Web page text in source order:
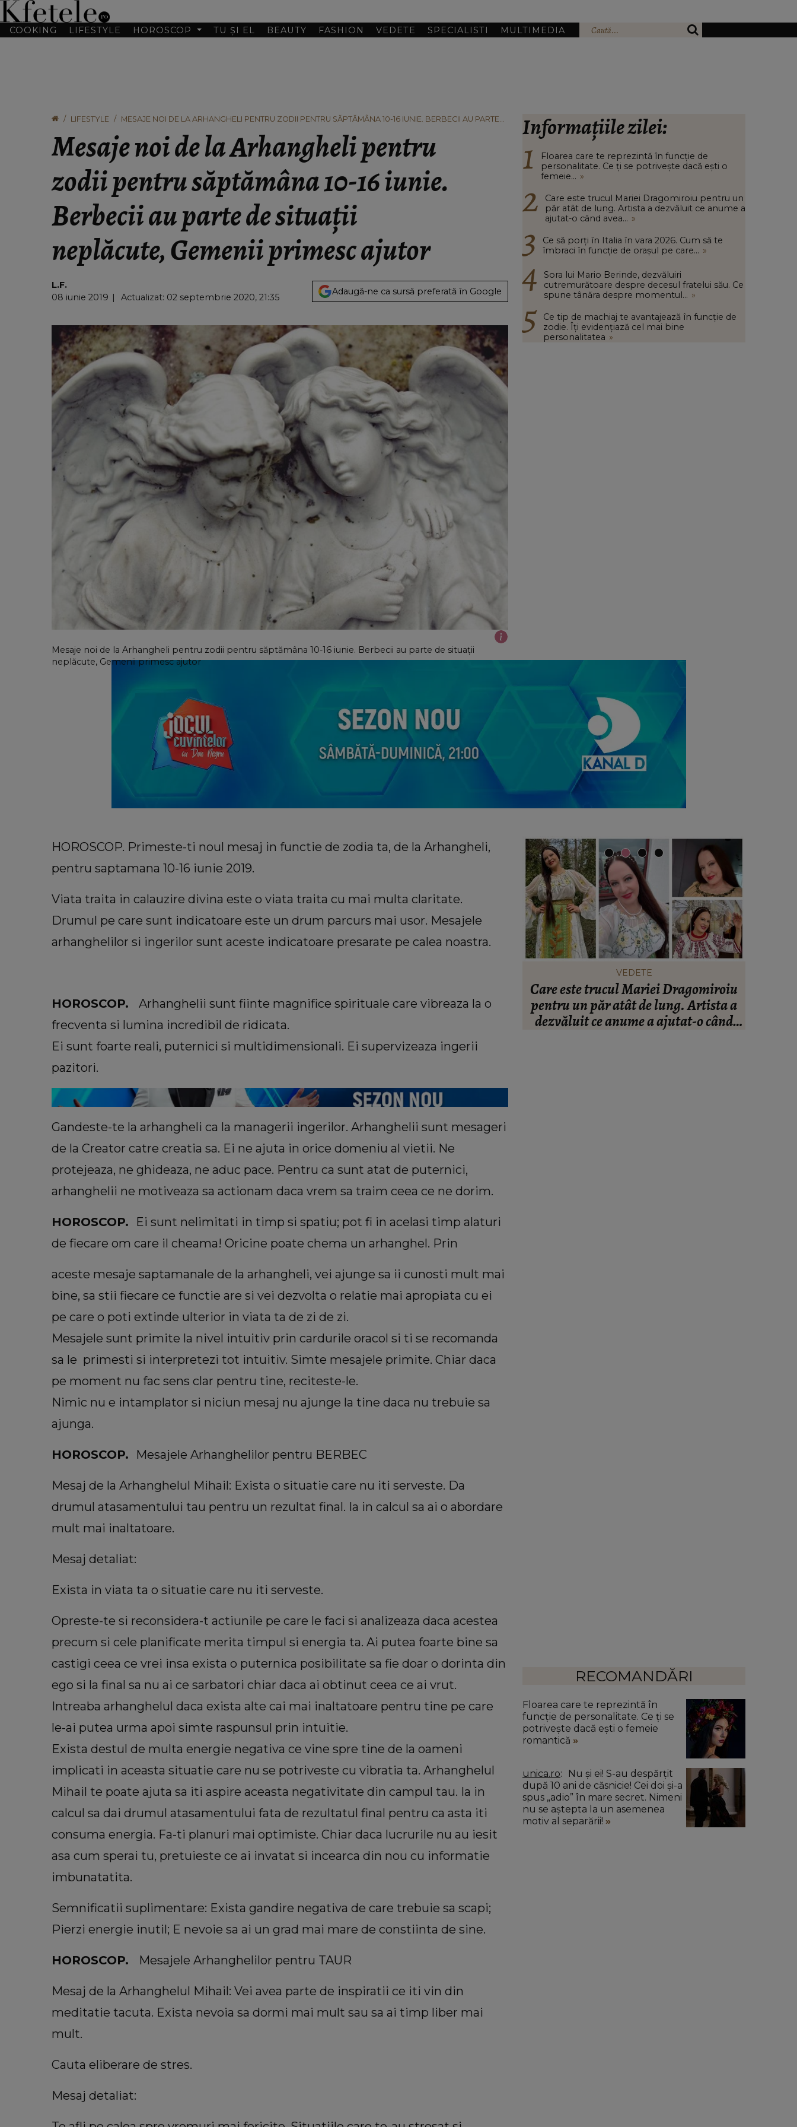
COOKING LIFESTYLE HOROSCOP TU ȘI EL BEAUTY FASHION VEDETE SPECIALISTI MULTIMEDIA
LIFESTYLE
MESAJE NOI DE LA ARHANGHELI PENTRU ZODII PENTRU SĂPTĂMÂNA 10-16 IUNIE. BERBECII AU PARTE
Mesaje noi de la Arhangheli pentru
zodii pentru săptămâna 10-16 iunie.
Berbecii au parte de situații
neplăcute, Gemenii primesc ajutor
L.F.
08 iunie 2019
Actualizat: 02 septembrie 2020, 21:35
Adaugă-ne ca sursă preferată în Google
Mesaje noi de la Arhangheli pentru zodii pentru săptămâna 10-16 iunie. Berbecii au parte de situații
neplăcute, Gemenii primesc ajutor
Informațiile zilei:
Floarea care te reprezintă în funcție de
personalitate. Ce ți se potrivește dacă ești o
femeie... »
Care este trucul Mariei Dragomiroiu pentru un
păr atât de lung. Artista a dezvăluit ce anume a
ajutat-o când avea... »
Ce să porți în Italia în vara 2026. Cum să te
îmbraci în funcție de orașul pe care... »
Sora lui Mario Berinde, dezvăluiri
cutremurătoare despre decesul fratelui său. Ce
spune tânăra despre momentul... »
Ce tip de machiaj te avantajează în funcție de
zodie. Îți evidențiază cel mai bine
personalitatea »
HOROSCOP. Primeste-ti noul mesaj in functie de zodia ta, de la Arhangheli,
pentru saptamana 10-16 iunie 2019.
Viata traita in calauzire divina este o viata traita cu mai multa claritate.
Drumul pe care sunt indicatoare este un drum parcurs mai usor. Mesajele
arhanghelilor si ingerilor sunt aceste indicatoare presarate pe calea noastra.
HOROSCOP.
Arhanghelii sunt fiinte magnifice spirituale care vibreaza la o
frecventa si lumina incredibil de ridicata.
Ei sunt foarte reali, puternici si multidimensionali. Ei supervizeaza ingerii
pazitori.
Gandeste-te la arhangheli ca la managerii ingerilor. Arhanghelii sunt mesageri
de la Creator catre creatia sa. Ei ne ajuta in orice domeniu al vietii. Ne
protejeaza, ne ghideaza, ne aduc pace. Pentru ca sunt atat de puternici,
arhanghelii ne motiveaza sa actionam daca vrem sa traim ceea ce ne dorim.
HOROSCOP. Ei sunt nelimitati in timp si spatiu; pot fi in acelasi timp alaturi
de fiecare om care il cheama! Oricine poate chema un arhanghel. Prin
aceste mesaje saptamanale de la arhangheli, vei ajunge sa ii cunosti mult mai
bine, sa stii fiecare ce functie are si vei dezvolta o relatie mai apropiata cu ei
pe care o poti extinde ulterior in viata ta de zi de zi.
Mesajele sunt primite la nivel intuitiv prin cardurile oracol si ti se recomanda
sa le primesti si interpretezi tot intuitiv. Simte mesajele primite. Chiar daca
pe moment nu fac sens clar pentru tine, reciteste-le.
Nimic nu e intamplator si niciun mesaj nu ajunge la tine daca nu trebuie sa
ajunga.
HOROSCOP. Mesajele Arhanghelilor pentru BERBEC
Mesaj de la Arhanghelul Mihail: Exista o situatie care nu iti serveste. Da
drumul atasamentului tau pentru un rezultat final. Ia in calcul sa ai o abordare
mult mai inaltatoare.
Mesaj detaliat:
Exista in viata ta o situatie care nu iti serveste.
Opreste-te si reconsidera-t actiunile pe care le faci si analizeaza daca acestea
precum si cele planificate merita timpul si energia ta. Ai putea foarte bine sa
castigi ceea ce vrei insa exista o puternica posibilitate sa fie doar o dorinta din
ego si la final sa nu ai ce sarbatori chiar daca ai obtinut ceea ce ai vrut.
Intreaba arhanghelul daca exista alte cai mai inaltatoare pentru tine pe care
le-ai putea urma apoi simte raspunsul prin intuitie.
Exista destul de multa energie negativa ce vine spre tine de la oameni
implicati in aceasta situatie care nu se potriveste cu vibratia ta. Arhanghelul
Mihail te poate ajuta sa iti aspire aceasta negativitate din campul tau. Ia in
calcul sa dai drumul atasamentului fata de rezultatul final pentru ca asta iti
consuma energia. Fa-ti planuri mai optimiste. Chiar daca lucrurile nu au iesit
asa cum sperai tu, pretuieste ce ai invatat si incearca din nou cu informatie
imbunatatita.
Semnificatii suplimentare: Exista gandire negativa de care trebuie sa scapi;
Pierzi energie inutil; E nevoie sa ai un grad mai mare de constiinta de sine.
HOROSCOP. Mesajele Arhanghelilor pentru TAUR
Mesaj de la Arhanghelul Mihail: Vei avea parte de inspiratii ce iti vin din
meditatie tacuta. Exista nevoia sa dormi mai mult sau sa ai timp liber mai
mult.
Cauta eliberare de stres.
Mesaj detaliat:
cutremurătoare despre decesul fratelui
său. Ce spune tânăra despre momentul
în care adolescentul și-a pierdut viața:
“Nu a fost față în față.”
personalitate. Ce ți se potrivește dacă
VEDETE
Care este trucul Mariei Dragomiroiu
pentru un păr atât de lung. Artista a
dezvăluit ce anume a ajutat-o când
RECOMANDĂRI
Floarea care te reprezintă în
funcție de personalitate. Ce ți se
potrivește dacă ești o femeie
romantică
unica.ro
după 10 ani de căsnicie! Cei doi și-a
spus „adio” în mare secret. Nimeni
nu se aștepta la un asemenea
motiv al separării!